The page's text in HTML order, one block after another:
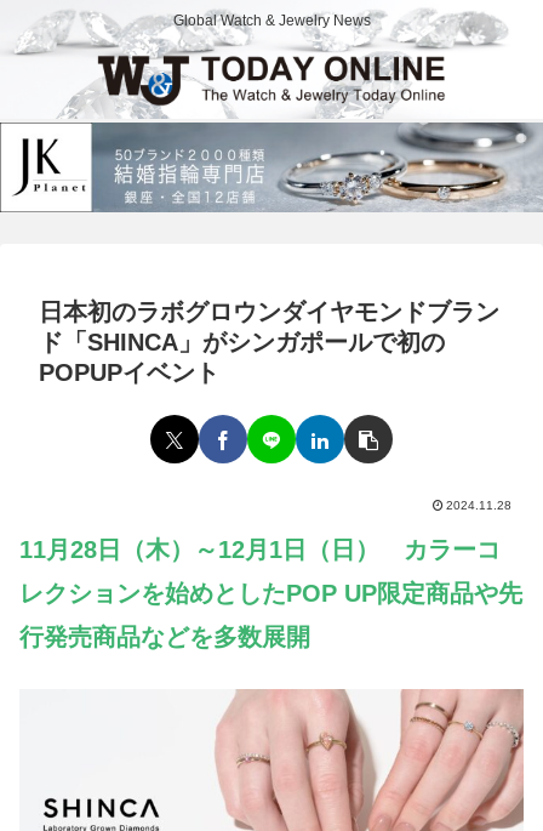
Global Watch & Jewelry News
日本初のラボグロウンダイヤモンドブラン
ド「SHINCA」がシンガポールで初の
POPUPイベント
2024.11.28
11月28日（木）～12月1日（日） カラーコ
レクションを始めとしたPOP UP限定商品や先
行発売商品などを多数展開